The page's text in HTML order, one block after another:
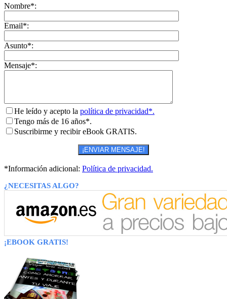
Nombre*:
Email*:
Asunto*:
Mensaje*:
He leído y acepto la política de privacidad*.
Tengo más de 16 años*.
Suscribirme y recibir eBook GRATIS.
*Información adicional: Política de privacidad.
¿NECESITAS ALGO?
¡EBOOK GRATIS!